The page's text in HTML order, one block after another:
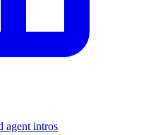
agent intros